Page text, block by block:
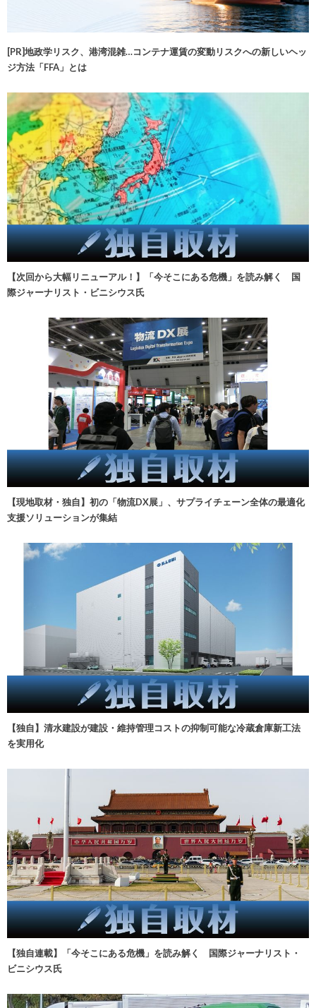
[PR]地政学リスク、港湾混雑…コンテナ運賃の変動リスクへの新しいヘッ
ジ方法「FFA」とは
【次回から大幅リニューアル！】「今そこにある危機」を読み解く 国
際ジャーナリスト・ビニシウス氏
【現地取材・独自】初の「物流DX展」、サプライチェーン全体の最適化
支援ソリューションが集結
【独自】清水建設が建設・維持管理コストの抑制可能な冷蔵倉庫新工法
を実用化
【独自連載】「今そこにある危機」を読み解く 国際ジャーナリスト・
ビニシウス氏